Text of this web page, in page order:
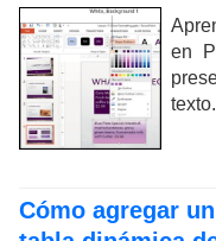
en
texto.
Cómo agregar